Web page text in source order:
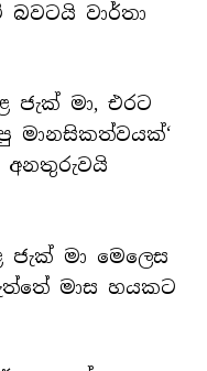
වාර්තා
ජැක් මා, එරට
මානසිකත්වයක්‘
අනතුරුවයි
මා මෙලෙස
මාස හයකට